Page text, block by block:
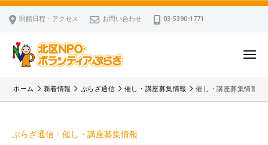
コ
ス
開館日程・アクセス お問い合わせ 03-5390-1771
区
P
北
P
メ
ー
ホーム 新着情報 ぷらざ通信 催し・講座募集情報 催し・講座募集情報（
ぷらざ通信 / 催し・講座募集情報
区
N
O
・
ラ
ィ
ー